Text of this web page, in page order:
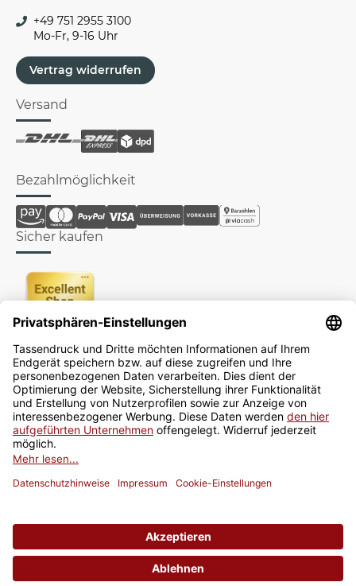
+49 751 2955 3100
Mo-Fr, 9-16 Uhr
Vertrag widerrufen
Versand
Bezahlmöglichkeit
Sicher kaufen
Newsletter